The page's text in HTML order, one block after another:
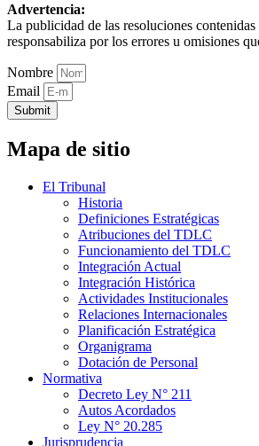
Advertencia:
La publicidad de las resoluciones
responsabiliza por los errores u omisiones
Nombre
Email
Submit
Mapa de sitio
El Tribunal
Historia
Definiciones Estratégicas
Atribuciones del TDLC
Funcionamiento del TDLC
Integración Actual
Integración Histórica
Actividades Institucionales
Relaciones Internacionales
Planificación Estratégica
Organigrama
Dotación de Personal
Normativa
Decreto Ley N° 211
Autos Acordados
Ley N° 20.285
Jurisprudencia